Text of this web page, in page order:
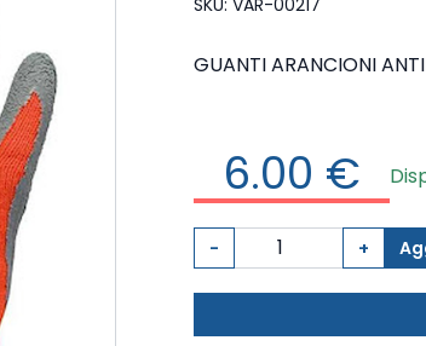
SKU: VAR-00217
GUANTI ARANCIONI
6.00 €
- +